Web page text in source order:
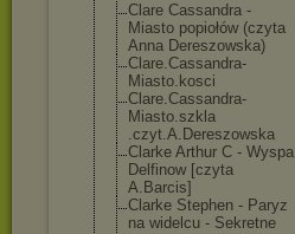
Clare Cassandra -
Miasto popiołów (czyta
Anna Dereszowska)
Clare.Cassandra-
Miasto.kosci
Clare.Cassandra-
Miasto.szkla
.czyt.A.Dereszowska
Clarke Arthur C - Wyspa
Delfinow [czyta
A.Barcis]
Clarke Stephen - Paryz
na widelcu - Sekretne